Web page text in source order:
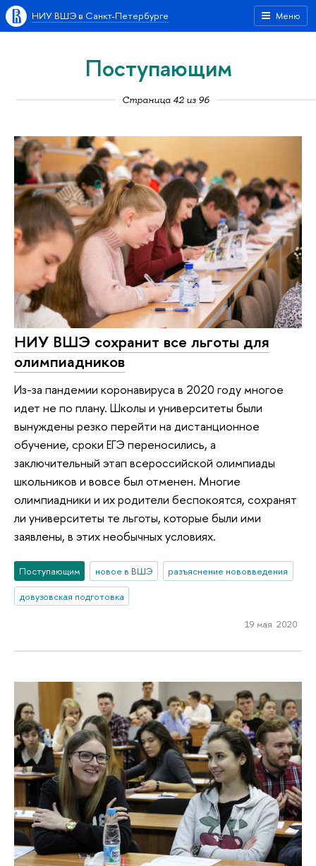
Меню
НИУ ВШЭ в Санкт-Петербурге
Поступающим
Страница 42 из 96
НИУ ВШЭ сохранит все льготы для
олимпиадников
Из-за пандемии коронавируса в 2020 году многое
идет не по плану. Школы и университеты были
вынуждены резко перейти на дистанционное
обучение, сроки ЕГЭ переносились, а
заключительный этап всероссийской олимпиады
школьников и вовсе был отменен. Многие
олимпиадники и их родители беспокоятся, сохранят
ли университеты те льготы, которые были ими
заявлены, в этих необычных условиях.
Поступающим новое в ВШЭ
разъяснение нововведения
довузовская подготовка
19 мая 2020